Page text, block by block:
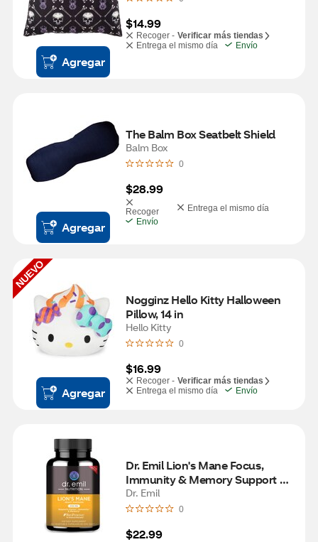
Agregar
$14.99
Recoger - Verificar más tiendas
Entrega el mismo día
Envío
Agregar
The Balm Box Seatbelt Shield
Balm Box
0
$28.99
Recoger
Entrega el mismo día
Envío
NUEVO
Agregar
Nogginz Hello Kitty Halloween
Pillow, 14 in
Hello Kitty
0
$16.99
Recoger - Verificar más tiendas
Entrega el mismo día
Envío
Dr. Emil Lion's Mane Focus,
Immunity & Memory Support
Capsules, 90 CT
Dr. Emil
0
$22.99